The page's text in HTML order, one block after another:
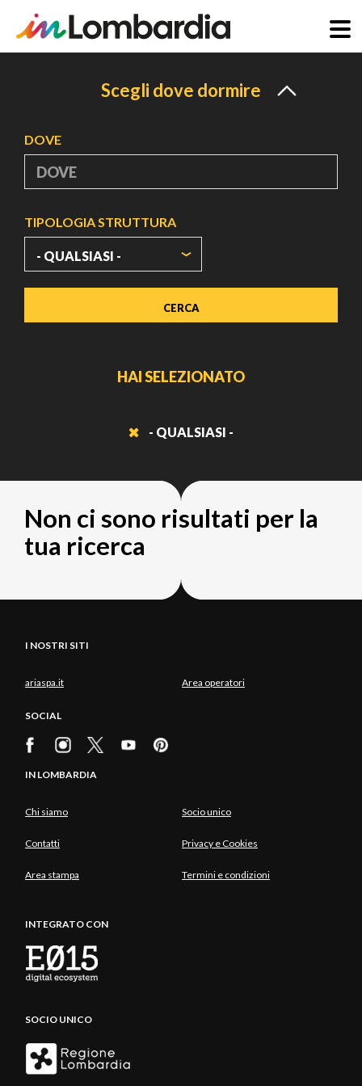
Scegli dove dormire
DOVE
TIPOLOGIA STRUTTURA
HAI SELEZIONATO
- QUALSIASI -
Non ci sono risultati per la
tua ricerca
I NOSTRI SITI
ariaspa.it Area operatori
SOCIAL
IN LOMBARDIA
Chi siamo Socio unico
Contatti Privacy e Cookies
Area stampa Termini e condizioni
INTEGRATO CON
SOCIO UNICO